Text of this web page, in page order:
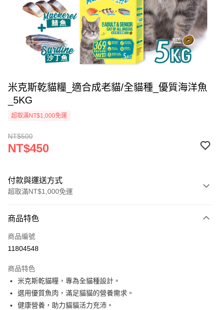
米克斯乾貓糧_適合成老貓/全貓種_優質海洋魚
_5KG
超取滿NT$1,000免運
NT$500
NT$450
付款與運送方式
超取滿NT$1,000免運
信用卡一次付款
超商取貨付款
Apple Pay
街口支付
商品特色
商品編號
11804548
商品特色
米克斯乾貓糧，專為全貓種設計。
選用優質魚肉，滿足貓貓的營養需求。
健康營養，助力貓貓活力充沛。